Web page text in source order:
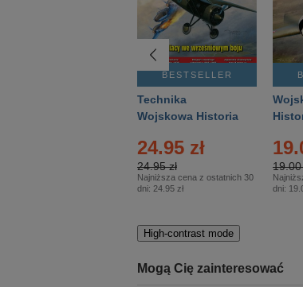
BESTSELLER
Technika
Wojskowa Historia
24.95 zł
24.95 zł
Najniższa cena z ostatnich 30
dni: 24.95 zł
– 2/
19.00
dni:
High-contrast mode
Mogą Cię zainteresować